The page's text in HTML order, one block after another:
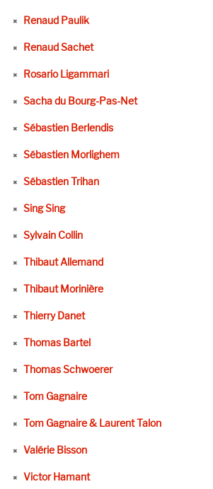
Renaud Paulik
Renaud Sachet
Rosario Ligammari
Sacha du Bourg-Pas-Net
Sébastien Berlendis
Sébastien Morlighem
Sébastien Trihan
Sing Sing
Sylvain Collin
Thibaut Allemand
Thibaut Morinière
Thierry Danet
Thomas Bartel
Thomas Schwoerer
Tom Gagnaire
Tom Gagnaire & Laurent Talon
Valérie Bisson
Victor Hamant